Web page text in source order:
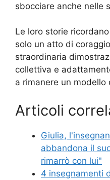
sbocciare anche nelle
Le loro storie
solo un atto di
straordinaria
collettiva e
a rimanere un
Articoli
Giulia,
abbandona il
rimarrò con lui"
4 insegnamenti